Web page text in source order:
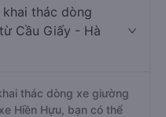
thác dòng
Cầu Giấy - Hà
thác dòng xe giường
Hiền Hựu, bạn có thể